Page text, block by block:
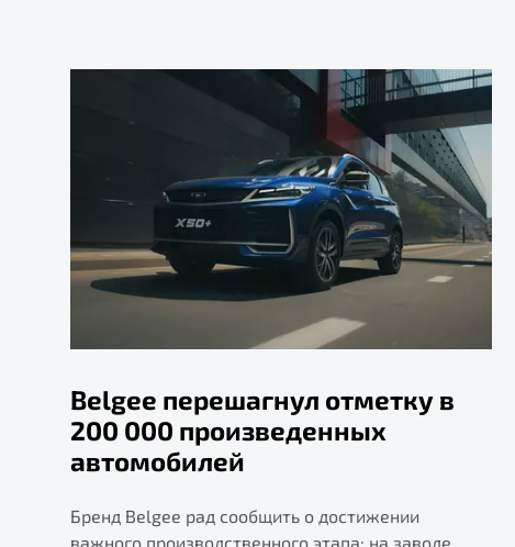
Belgee перешагнул отметку в
200 000 произведенных
автомобилей
Бренд Belgee рад сообщить о достижении
важного производственного этапа: на заводе